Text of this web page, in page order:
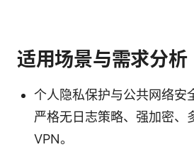
适用场景与需求分析
个人隐私保护与公共网络安
严格无日志策略、强加密、
VPN。